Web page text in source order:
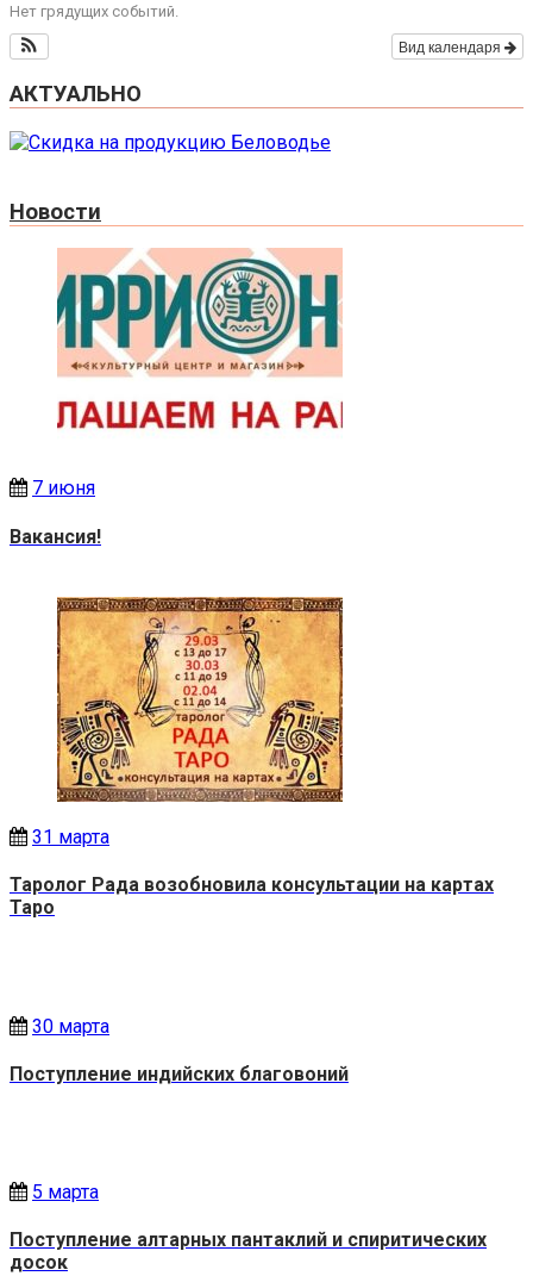
Нет грядущих событий.
Вид календаря
АКТУАЛЬНО
Новости
7 июня
Вакансия!
31 марта
Таролог Рада возобновила консультации на картах
Таро
30 марта
Поступление индийских благовоний
5 марта
Поступление алтарных пантаклий и спиритических
досок